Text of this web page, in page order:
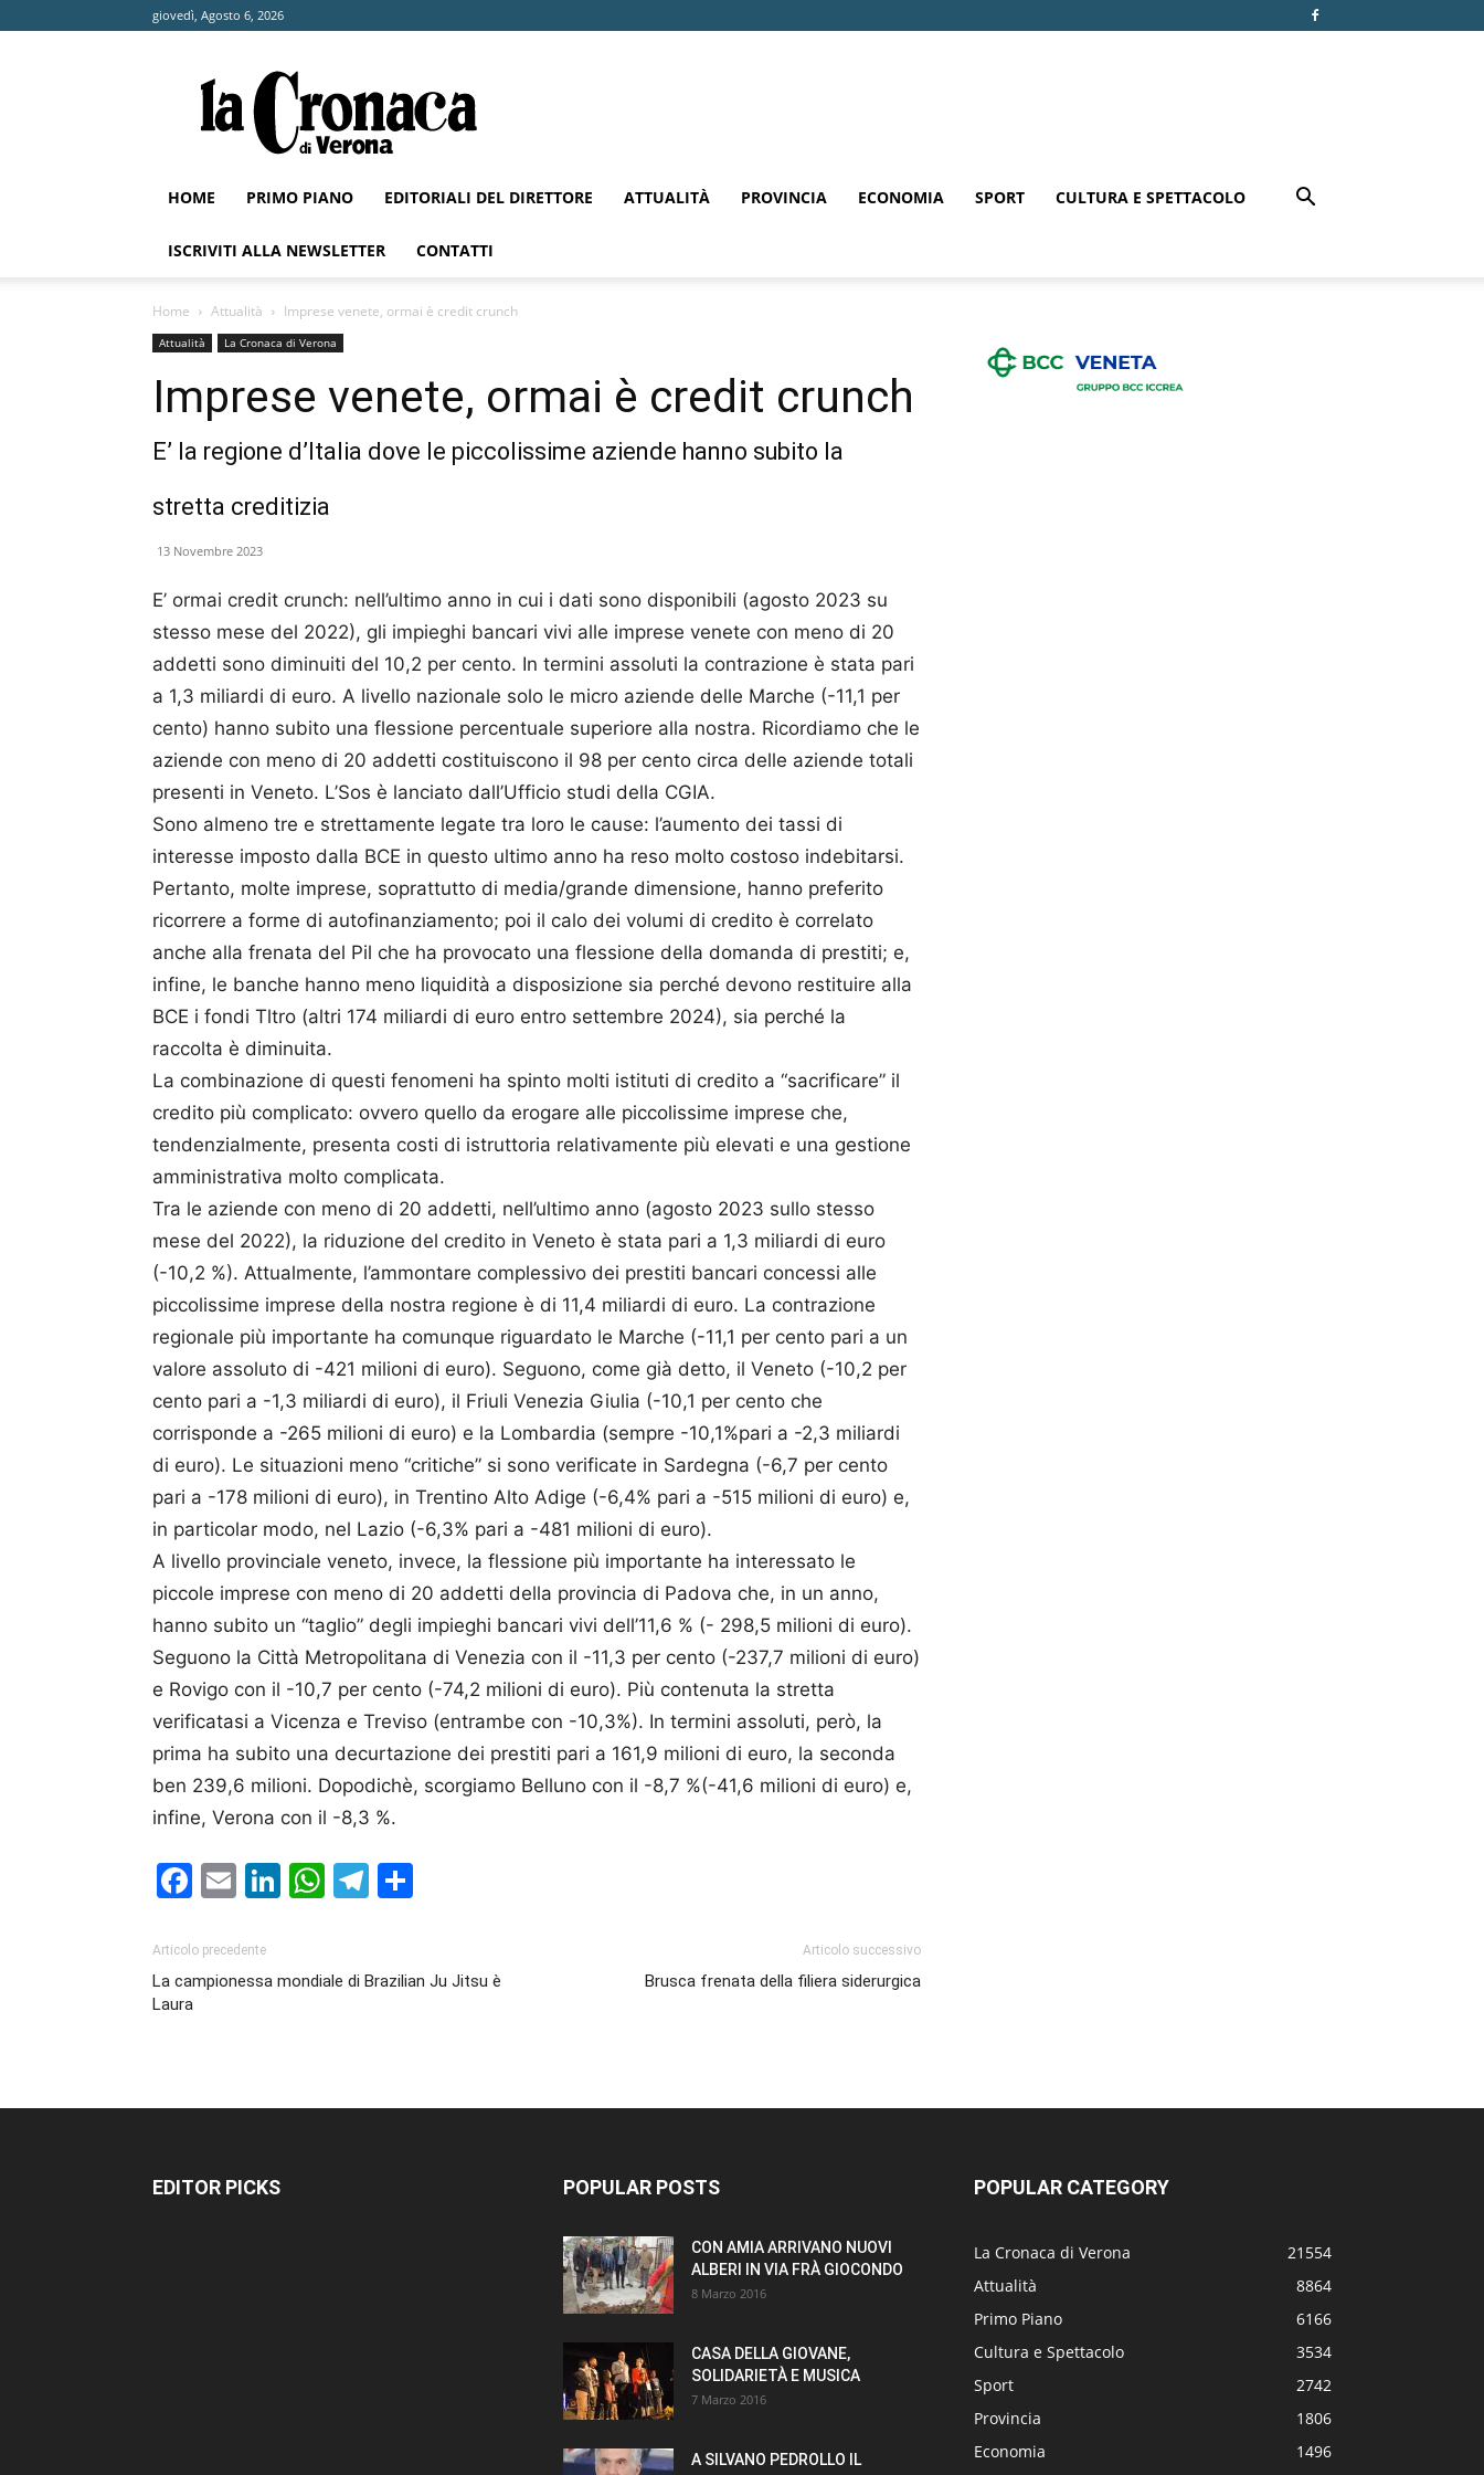
giovedì, Agosto 6, 2026
Cronaca
di
Verona
HOME PRIMO PIANO EDITORIALI DEL DIRETTORE ATTUALITÀ PROVINCIA ECONOMIA SPORT CULTURA E SPETTACOLO
ISCRIVITI ALLA NEWSLETTER CONTATTI
Home Attualità Imprese venete, ormai è credit crunch
Attualità La Cronaca di Verona
Imprese venete, ormai è credit crunch
E’ la regione d’Italia dove le piccolissime aziende hanno subito la
stretta creditizia
13 Novembre 2023
E’ ormai credit crunch: nell’ultimo anno in cui i dati sono disponibili (agosto 2023 su
stesso mese del 2022), gli impieghi bancari vivi alle imprese venete con meno di 20
addetti sono diminuiti del 10,2 per cento. In termini assoluti la contrazione è stata pari
a 1,3 miliardi di euro. A livello nazionale solo le micro aziende delle Marche (-11,1 per
cento) hanno subito una flessione percentuale superiore alla nostra. Ricordiamo che le
aziende con meno di 20 addetti costituiscono il 98 per cento circa delle aziende totali
presenti in Veneto. L’Sos è lanciato dall’Ufficio studi della CGIA.
Sono almeno tre e strettamente legate tra loro le cause: l’aumento dei tassi di
interesse imposto dalla BCE in questo ultimo anno ha reso molto costoso indebitarsi.
Pertanto, molte imprese, soprattutto di media/grande dimensione, hanno preferito
ricorrere a forme di autofinanziamento; poi il calo dei volumi di credito è correlato
anche alla frenata del Pil che ha provocato una flessione della domanda di prestiti; e,
infine, le banche hanno meno liquidità a disposizione sia perché devono restituire alla
BCE i fondi Tltro (altri 174 miliardi di euro entro settembre 2024), sia perché la
raccolta è diminuita.
La combinazione di questi fenomeni ha spinto molti istituti di credito a “sacrificare” il
credito più complicato: ovvero quello da erogare alle piccolissime imprese che,
tendenzialmente, presenta costi di istruttoria relativamente più elevati e una gestione
amministrativa molto complicata.
Tra le aziende con meno di 20 addetti, nell’ultimo anno (agosto 2023 sullo stesso
mese del 2022), la riduzione del credito in Veneto è stata pari a 1,3 miliardi di euro
(-10,2 %). Attualmente, l’ammontare complessivo dei prestiti bancari concessi alle
piccolissime imprese della nostra regione è di 11,4 miliardi di euro. La contrazione
regionale più importante ha comunque riguardato le Marche (-11,1 per cento pari a un
valore assoluto di -421 milioni di euro). Seguono, come già detto, il Veneto (-10,2 per
cento pari a -1,3 miliardi di euro), il Friuli Venezia Giulia (-10,1 per cento che
corrisponde a -265 milioni di euro) e la Lombardia (sempre -10,1%pari a -2,3 miliardi
di euro). Le situazioni meno “critiche” si sono verificate in Sardegna (-6,7 per cento
pari a -178 milioni di euro), in Trentino Alto Adige (-6,4% pari a -515 milioni di euro) e,
in particolar modo, nel Lazio (-6,3% pari a -481 milioni di euro).
A livello provinciale veneto, invece, la flessione più importante ha interessato le
piccole imprese con meno di 20 addetti della provincia di Padova che, in un anno,
hanno subito un “taglio” degli impieghi bancari vivi dell’11,6 % (- 298,5 milioni di euro).
Seguono la Città Metropolitana di Venezia con il -11,3 per cento (-237,7 milioni di euro)
e Rovigo con il -10,7 per cento (-74,2 milioni di euro). Più contenuta la stretta
verificatasi a Vicenza e Treviso (entrambe con -10,3%). In termini assoluti, però, la
prima ha subito una decurtazione dei prestiti pari a 161,9 milioni di euro, la seconda
ben 239,6 milioni. Dopodichè, scorgiamo Belluno con il -8,7 %(-41,6 milioni di euro) e,
infine, Verona con il -8,3 %.
Facebook
EmailLinkedIn
WhatsApp
Telegram
Articolo precedente
La campionessa mondiale di Brazilian Ju Jitsu è
Laura
Articolo successivo
Brusca frenata della filiera siderurgica
EDITOR PICKS POPULAR POSTS
CON AMIA ARRIVANO NUOVI
ALBERI IN VIA FRÀ GIOCONDO
8 Marzo 2016
CASA DELLA GIOVANE,
SOLIDARIETÀ E MUSICA
7 Marzo 2016
A SILVANO PEDROLLO IL
POPULAR CATEGORY
La Cronaca di Verona
21554
Attualità
8864
Primo Piano
6166
Cultura e Spettacolo
3534
Sport
2742
Provincia
1806
Economia
1496